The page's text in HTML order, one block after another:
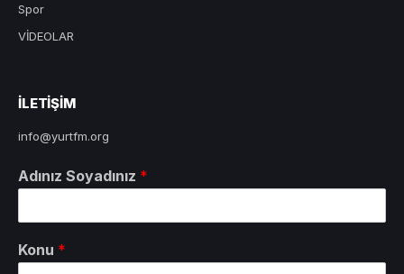
Spor
VİDEOLAR
ILETIŞIM
info@yurtfm.org
Adınız Soyadınız *
Konu *